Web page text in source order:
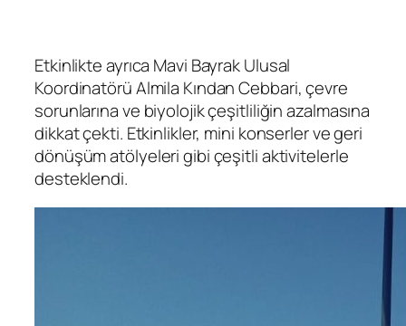
Etkinlikte ayrıca Mavi Bayrak Ulusal
Koordinatörü Almila Kından Cebbari, çevre
sorunlarına ve biyolojik çeşitliliğin azalmasına
dikkat çekti. Etkinlikler, mini konserler ve geri
dönüşüm atölyeleri gibi çeşitli aktivitelerle
desteklendi.